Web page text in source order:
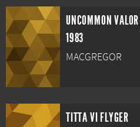
UNCOMMON VALOR
1983
MACGREGOR
TITTA VI FLYGER